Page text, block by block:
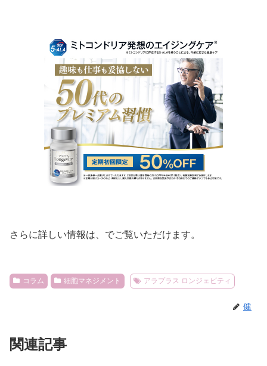
さらに詳しい情報は、でご覧いただけます。
コラム 細胞マネジメント アラプラス ロンジェビティ
健
関連記事